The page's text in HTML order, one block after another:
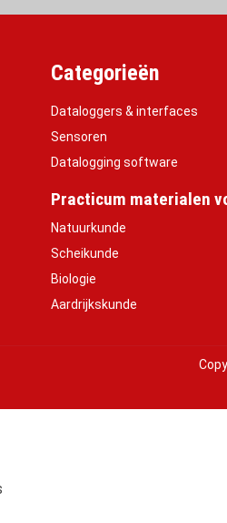
Categorieën
Dataloggers & interfaces
Sensoren
Datalogging software
Practicum materialen
Natuurkunde
Scheikunde
Biologie
Aardrijkskunde